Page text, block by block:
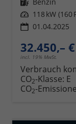
Kraftstoff Benzin
Leistung 118 kW (160
01.04.2025
32.450,– €
incl. 19% MwSt.
Verbrauch
CO2-Klasse: E
CO2-